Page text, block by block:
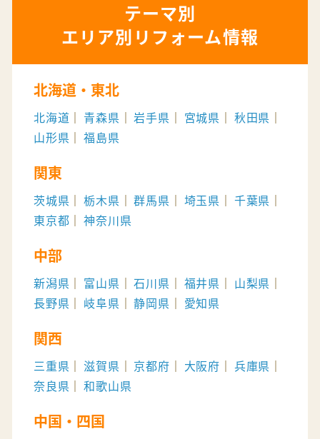
エリア別リフォーム情報
北海道・東北
北海道 青森県 岩手県 宮城県
秋田県
山形県
福島県
関東
茨城県 栃木県 群馬県 埼玉県
千葉県
東京都
神奈川県
中部
新潟県 富山県 石川県 福井県
山梨県
長野県
岐阜県 静岡県 愛知県
関西
三重県 滋賀県 京都府 大阪府
兵庫県
奈良県
和歌山県
中国・四国